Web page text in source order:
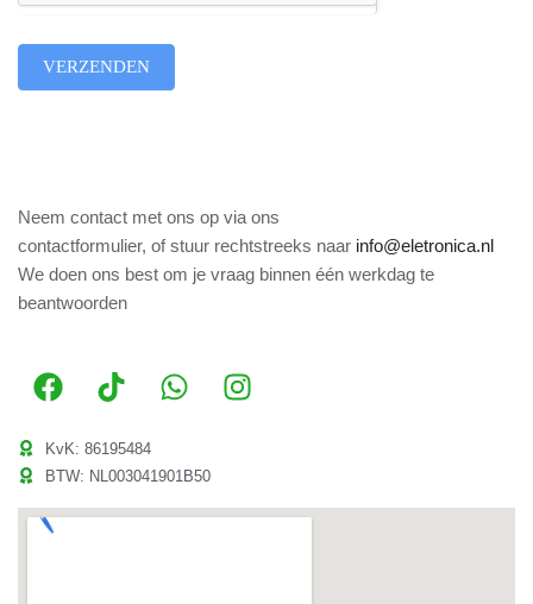
VERZENDEN
Neem contact met ons op via ons
contactformulier, of stuur rechtstreeks naar info@eletronica.nl
We doen ons best om je vraag binnen één werkdag te
beantwoorden
KvK: 86195484
BTW: NL003041901B50